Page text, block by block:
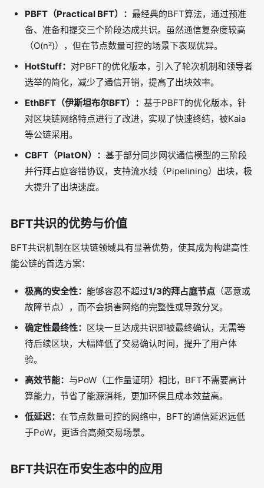
PBFT（Practical BFT）： 最经典的BFT算法，通过预准
备、准备和提交三个阶段达成共识。虽然通信复杂度较高
（O(n²)），但在节点数量可控的场景下表现优异。
HotStuff： 对PBFT的优化版本，引入了轮次机制和领导者
选举的简化，减少了通信开销，提高了出块效率。
EthBFT（伊斯坦布尔BFT）： 基于PBFT的优化版本，针
对区块链网络特点进行了改进，实现了快速终结，被Kaia
等公链采用。
CBFT（PlatON）： 基于部分同步网状通信模型的三阶段
并行拜占庭容错协议，支持流水线（Pipelining）出块，极
大提升了出块速度。
BFT共识的优势与价值
BFT共识机制在区块链领域具有显著优势，使其成为构建高性
能公链的首选方案：
极高的安全性： 能够容忍不超过1/3的拜占庭节点 （恶意或
故障节点），而不会损害网络的完整性或导致分叉。
确定性最终性： 区块一旦达成共识即被最终确认，无需等
待后续区块，大幅降低了交易确认时间，提升了用户体
验。
高效节能： 与PoW（工作量证明）相比，BFT不需要高计
算能力，节省了能源消耗，更加环保且成本效益高。
低延迟： 在节点数量可控的网络中，BFT的通信延迟远低
于PoW，更适合高频交易场景。
BFT共识在币安生态中的应用